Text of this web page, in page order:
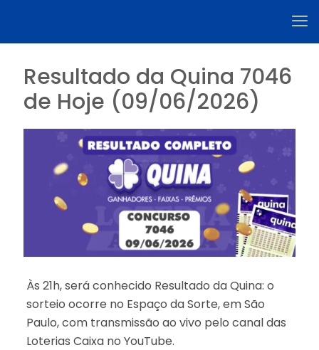
Resultado da Quina 7046
de Hoje (09/06/2026)
Às 21h, será conhecido Resultado da Quina: o
sorteio ocorre no Espaço da Sorte, em São
Paulo, com transmissão ao vivo pelo canal das
Loterias Caixa no YouTube.